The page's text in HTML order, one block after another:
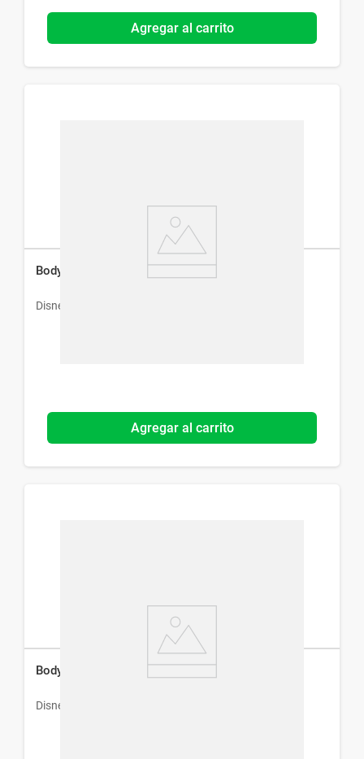
Agregar al carrito
Body Splash Disney Capitán América x 200 ml
Disney
Agregar al carrito
Body Splash Disney Marvel Spiderman x 200 ml
Disney